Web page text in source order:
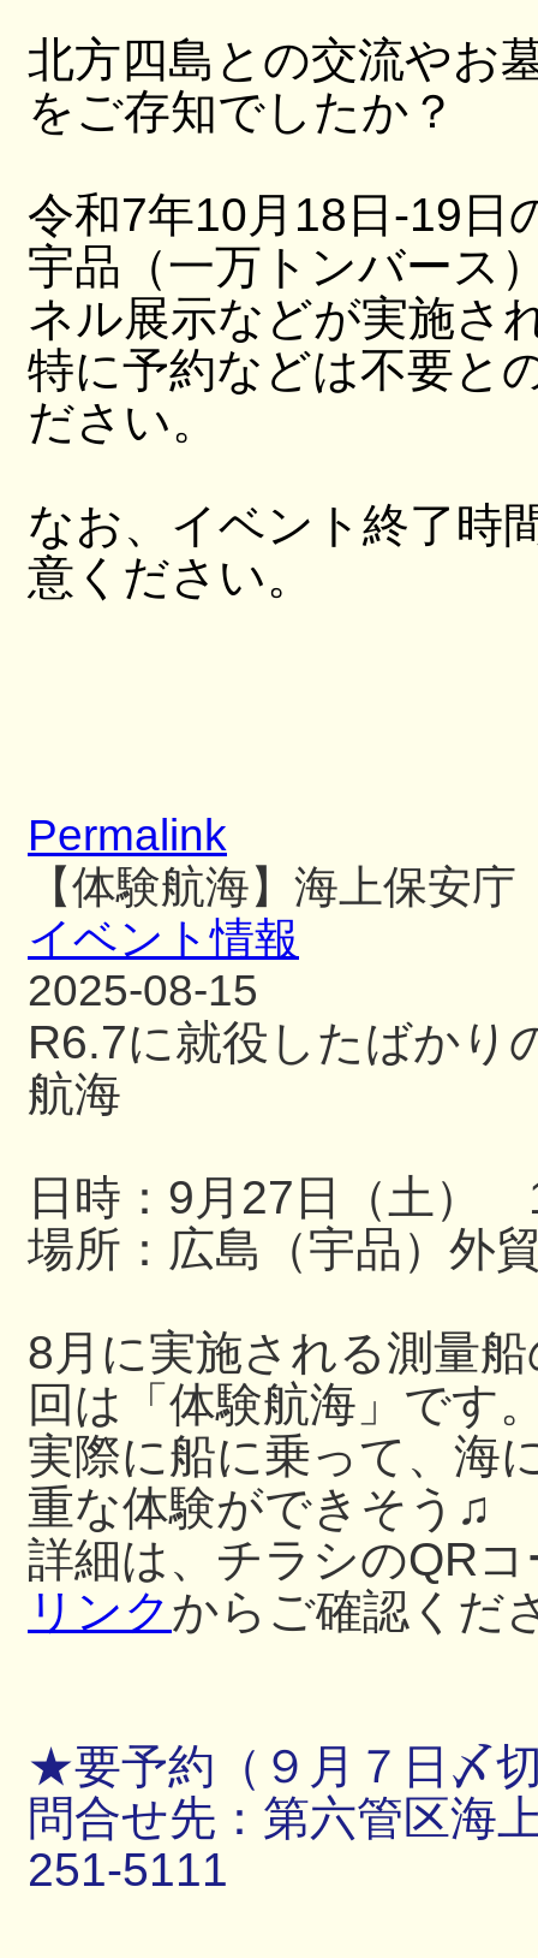
北方四島との交流やお
をご存知でしたか？
令和7年10月18日-19日
宇品（一万トンバース
ネル展示などが実施さ
特に予約などは不要と
ださい。
なお、イベント終了時
意ください。
Permalink
【体験航海】海上保安
イベント情報
2025-08-15
R6.7に就役したばかり
航海
日時：9月27日（土）
場所：広島（宇品）外
8月に実施される測量
回は「体験航海」です
実際に船に乗って、海
重な体験ができそう♫
詳細は、チラシのQR
リンクからご確認くだ
★要予約（９月７日〆
問合せ先：第六管区海
251-5111